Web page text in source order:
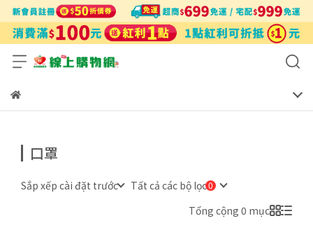
口罩
Sắp xếp cài đặt trước
Tất cả các bộ lọc
Tổng cộng 0 mục